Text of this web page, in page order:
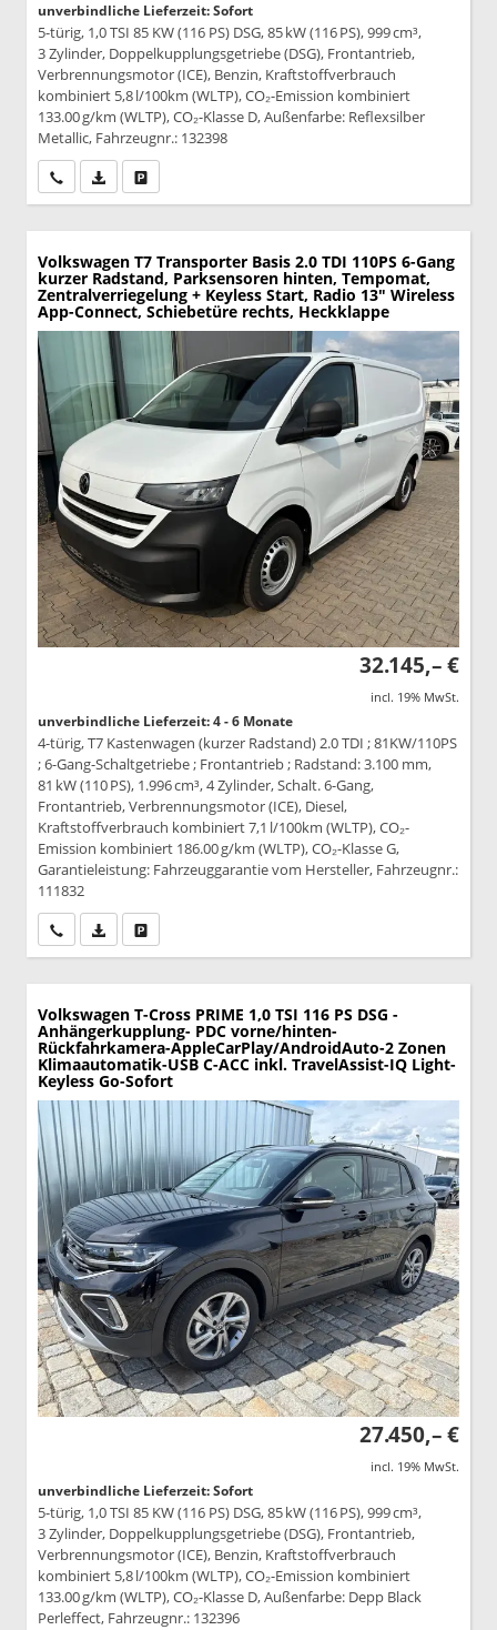
unverbindliche Lieferzeit: Sofort
5-türig, 1,0 TSI 85 KW (116 PS) DSG, 85 kW (116 PS), 999 cm³,
3 Zylinder, Doppelkupplungsgetriebe (DSG), Frontantrieb,
Verbrennungsmotor (ICE), Benzin, Kraftstoffverbrauch
kombiniert 5,8 l/100km (WLTP), CO₂-Emission kombiniert
133.00 g/km (WLTP), CO₂-Klasse D, Außenfarbe: Reflexsilber
Metallic, Fahrzeugnr.: 132398
Wir rufen Sie anPDF-Datei, Fahrzeugexposé drucken
Volkswagen T7 Transporter Basis 2.0 TDI 110PS 6-Gang
kurzer Radstand, Parksensoren hinten, Tempomat,
Zentralverriegelung + Keyless Start, Radio 13" Wireless
App-Connect, Schiebetüre rechts, Heckklappe
32.145,– €
incl. 19% MwSt.
unverbindliche Lieferzeit: 4 - 6 Monate
4-türig, T7 Kastenwagen (kurzer Radstand) 2.0 TDI ; 81KW/110PS
; 6-Gang-Schaltgetriebe ; Frontantrieb ; Radstand: 3.100 mm,
81 kW (110 PS), 1.996 cm³, 4 Zylinder, Schalt. 6-Gang,
Frontantrieb, Verbrennungsmotor (ICE), Diesel,
Kraftstoffverbrauch kombiniert 7,1 l/100km (WLTP), CO₂-
Emission kombiniert 186.00 g/km (WLTP), CO₂-Klasse G,
Garantieleistung: Fahrzeuggarantie vom Hersteller, Fahrzeugnr.:
111832
Wir rufen Sie anPDF-Datei, Fahrzeugexposé drucken
Volkswagen T-Cross PRIME 1,0 TSI 116 PS DSG -
Anhängerkupplung- PDC vorne/hinten-
Rückfahrkamera-AppleCarPlay/AndroidAuto-2 Zonen
Klimaautomatik-USB C-ACC inkl. TravelAssist-IQ Light-
Keyless Go-Sofort
27.450,– €
incl. 19% MwSt.
unverbindliche Lieferzeit: Sofort
5-türig, 1,0 TSI 85 KW (116 PS) DSG, 85 kW (116 PS), 999 cm³,
3 Zylinder, Doppelkupplungsgetriebe (DSG), Frontantrieb,
Verbrennungsmotor (ICE), Benzin, Kraftstoffverbrauch
kombiniert 5,8 l/100km (WLTP), CO₂-Emission kombiniert
133.00 g/km (WLTP), CO₂-Klasse D, Außenfarbe: Depp Black
Perleffect, Fahrzeugnr.: 132396